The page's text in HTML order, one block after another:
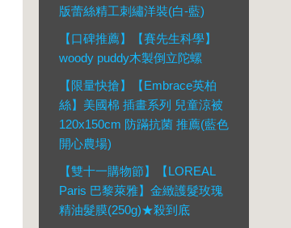
版蕾絲精工刺繡洋裝(白-藍)
【口碑推薦】【賽先生科學】
woody puddy木製倒立陀螺
【限量快搶】【Embrace英柏
絲】美國棉 插畫系列 兒童涼被
120x150cm 防蹣抗菌 推薦(藍色
開心農場)
【雙十一購物節】【LOREAL
Paris 巴黎萊雅】金緻護髮玫瑰
精油髮膜(250g)★殺到底